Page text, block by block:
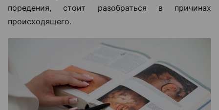
поредения, стоит разобраться в причинах
происходящего.